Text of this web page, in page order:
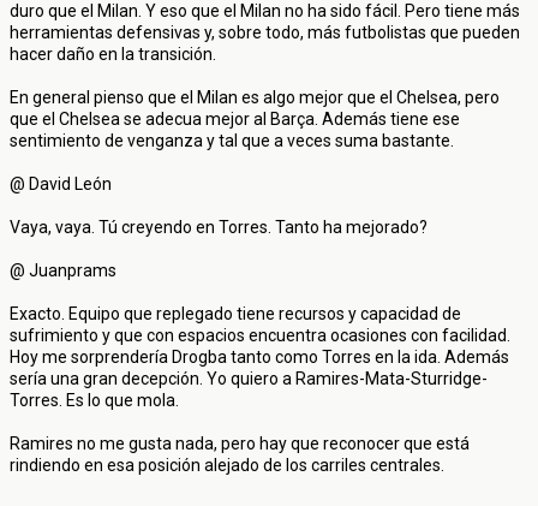
duro que el Milan. Y eso que el Milan no ha sido fácil. Pero tiene más
herramientas defensivas y, sobre todo, más futbolistas que pueden
hacer daño en la transición.
En general pienso que el Milan es algo mejor que el Chelsea, pero
que el Chelsea se adecua mejor al Barça. Además tiene ese
sentimiento de venganza y tal que a veces suma bastante.
@ David León
Vaya, vaya. Tú creyendo en Torres. Tanto ha mejorado?
@ Juanprams
Exacto. Equipo que replegado tiene recursos y capacidad de
sufrimiento y que con espacios encuentra ocasiones con facilidad.
Hoy me sorprendería Drogba tanto como Torres en la ida. Además
sería una gran decepción. Yo quiero a Ramires-Mata-Sturridge-
Torres. Es lo que mola.
Ramires no me gusta nada, pero hay que reconocer que está
rindiendo en esa posición alejado de los carriles centrales.